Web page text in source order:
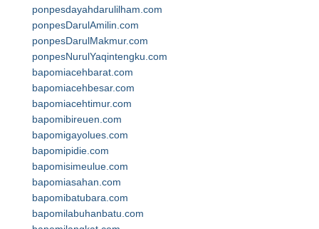
ponpesdayahdarulilham.com
ponpesDarulAmilin.com
ponpesDarulMakmur.com
ponpesNurulYaqintengku.com
bapomiacehbarat.com
bapomiacehbesar.com
bapomiacehtimur.com
bapomibireuen.com
bapomigayolues.com
bapomipidie.com
bapomisimeulue.com
bapomiasahan.com
bapomibatubara.com
bapomilabuhanbatu.com